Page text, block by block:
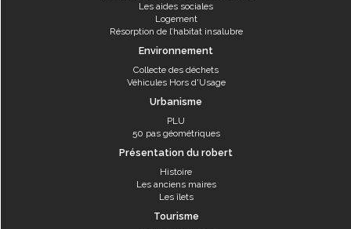
Les aides sociales
Logement
Résorption de l’habitat insalubre
Environnement
Collecte des déchets
Véhicules Hors d'Usage
Urbanisme
PLU
50 pas géométriques
Présentation du robert
Histoire
Les anciens maires
Les îlets
Tourisme